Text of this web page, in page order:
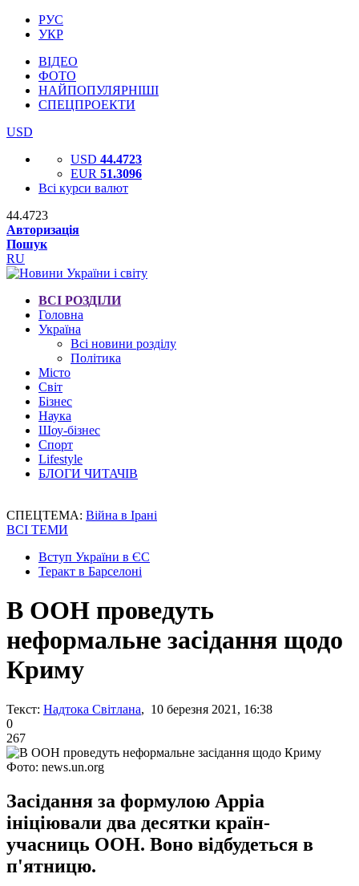
РУС
УКР
ВІДЕО
ФОТО
НАЙПОПУЛЯРНІШІ
СПЕЦПРОЕКТИ
USD
USD 44.4723
EUR 51.3096
Всі курси валют
44.4723
Авторизація
Пошук
RU
ВСІ РОЗДІЛИ
Головна
Україна
Всі новини розділу
Політика
Місто
Світ
Бізнес
Наука
Шоу-бізнес
Спорт
Lifestyle
БЛОГИ ЧИТАЧІВ
СПЕЦТЕМА: Війна в Ірані
ВСІ ТЕМИ
Вступ України в ЄС
Теракт в Барселоні
В ООН проведуть
неформальне засідання щодо
Криму
Текст: Надтока Світлана, 10 березня 2021, 16:38
0
267
Фото: news.un.org
Засідання за формулою Арріа
ініціювали два десятки країн-
учасниць ООН. Воно відбудеться в
п'ятницю.